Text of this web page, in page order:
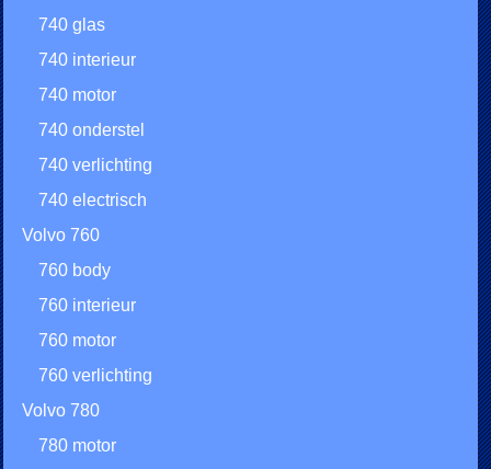
740 glas
740 interieur
740 motor
740 onderstel
740 verlichting
740 electrisch
Volvo 760
760 body
760 interieur
760 motor
760 verlichting
Volvo 780
780 motor